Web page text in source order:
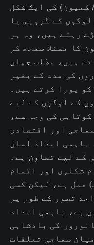
کمیون) کی ایک شکل
لوگوں کے گروپس یا
رہتے ہیں، وہ ہر
کا مسئلا سمجھ کر
ہیں، مطلب جہاں
کی مدد کے بغیر
پورا کرتے ہیں۔
کے لوگوں کے لیے
کی وجہ سے،
اور اقتصادی
باہمی امداد آسان
کے لیے تعاون ہے۔
شکلوں اور اقسام
عمل ہے، لیکن کسی
تصور کے طور پر
ہے، باہمی امداد
کی بادشاہی
سماجی تعلقات